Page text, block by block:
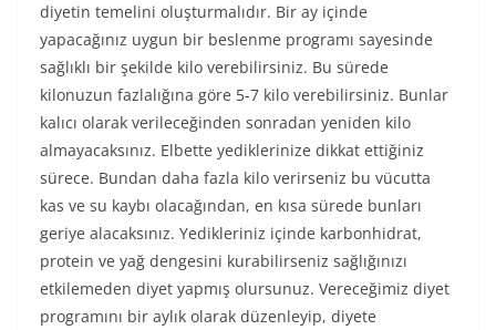
diyetin temelini oluşturmalıdır. Bir ay içinde
yapacağınız uygun bir beslenme programı sayesinde
sağlıklı bir şekilde kilo verebilirsiniz. Bu sürede
kilonuzun fazlalığına göre 5-7 kilo verebilirsiniz. Bunlar
kalıcı olarak verileceğinden sonradan yeniden kilo
almayacaksınız. Elbette yediklerinize dikkat ettiğiniz
sürece. Bundan daha fazla kilo verirseniz bu vücutta
kas ve su kaybı olacağından, en kısa sürede bunları
geriye alacaksınız. Yedikleriniz içinde karbonhidrat,
protein ve yağ dengesini kurabilirseniz sağlığınızı
etkilemeden diyet yapmış olursunuz. Vereceğimiz diyet
programını bir aylık olarak düzenleyip, diyete